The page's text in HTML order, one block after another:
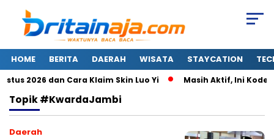
HOME BERITA DAERAH WISATA STAYCATION
2026 dan Cara Klaim Skin Luo Yi Masih Aktif, Ini Kode
Topik#KwardaJambi
Daerah